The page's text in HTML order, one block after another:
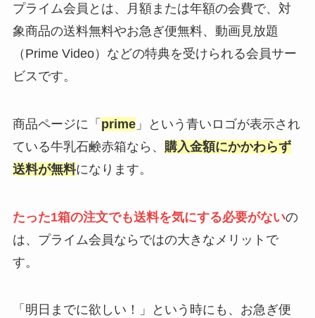
プライム会員とは、月額または年額の会費で、対
象商品の送料無料やお急ぎ便無料、動画見放題
（Prime Video）などの特典を受けられる会員サー
ビスです。
商品ページに「 prime」という青いロゴが表示され
ている牛乳石鹸赤箱なら、 購入金額にかかわらず
送料が無料になります。
たった1箱の注文でも送料を気にする必要がないの
は、プライム会員ならではの大きなメリットで
す。
「明日までに欲しい！」という時にも、お急ぎ便